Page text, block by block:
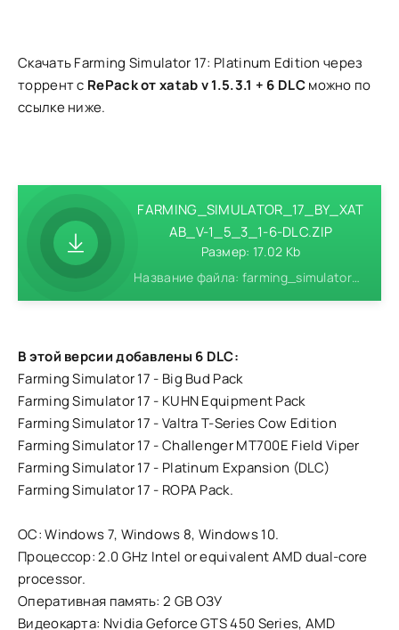
Скачать Farming Simulator 17: Platinum Edition через
торрент с RePack от xatab v 1.5.3.1 + 6 DLCможно по
ссылке ниже.
FARMING_SIMULATOR_17_BY_XAT
AB_V-1_5_3_1-6-DLC.ZIP
Размер: 17.02 Kb
Название файла: farming_simulator_17_by_xatab_v-1_5_3_1-6-dlc.zip
В этой версии добавлены 6 DLC:
Farming Simulator 17 - Big Bud Pack
Farming Simulator 17 - KUHN Equipment Pack
Farming Simulator 17 - Valtra T-Series Cow Edition
Farming Simulator 17 - Challenger MT700E Field Viper
Farming Simulator 17 - Platinum Expansion (DLC)
Farming Simulator 17 - ROPA Pack.
ОС: Windows 7, Windows 8, Windows 10.
Процессор: 2.0 GHz Intel or equivalent AMD dual-core
processor.
Оперативная память: 2 GB ОЗУ
Видеокарта: Nvidia Geforce GTS 450 Series, AMD